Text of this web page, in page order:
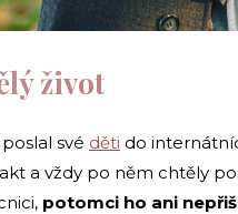
život
své děti do
a vždy po něm chtěly
potomci ho ani